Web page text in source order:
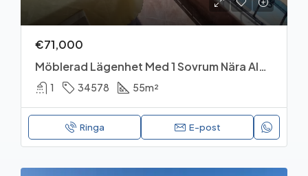
€71,000
Möblerad Lägenhet Med 1 Sovrum Nära Alanyum Mall Och Stranden
1 34578 55m²
Ringa E-post